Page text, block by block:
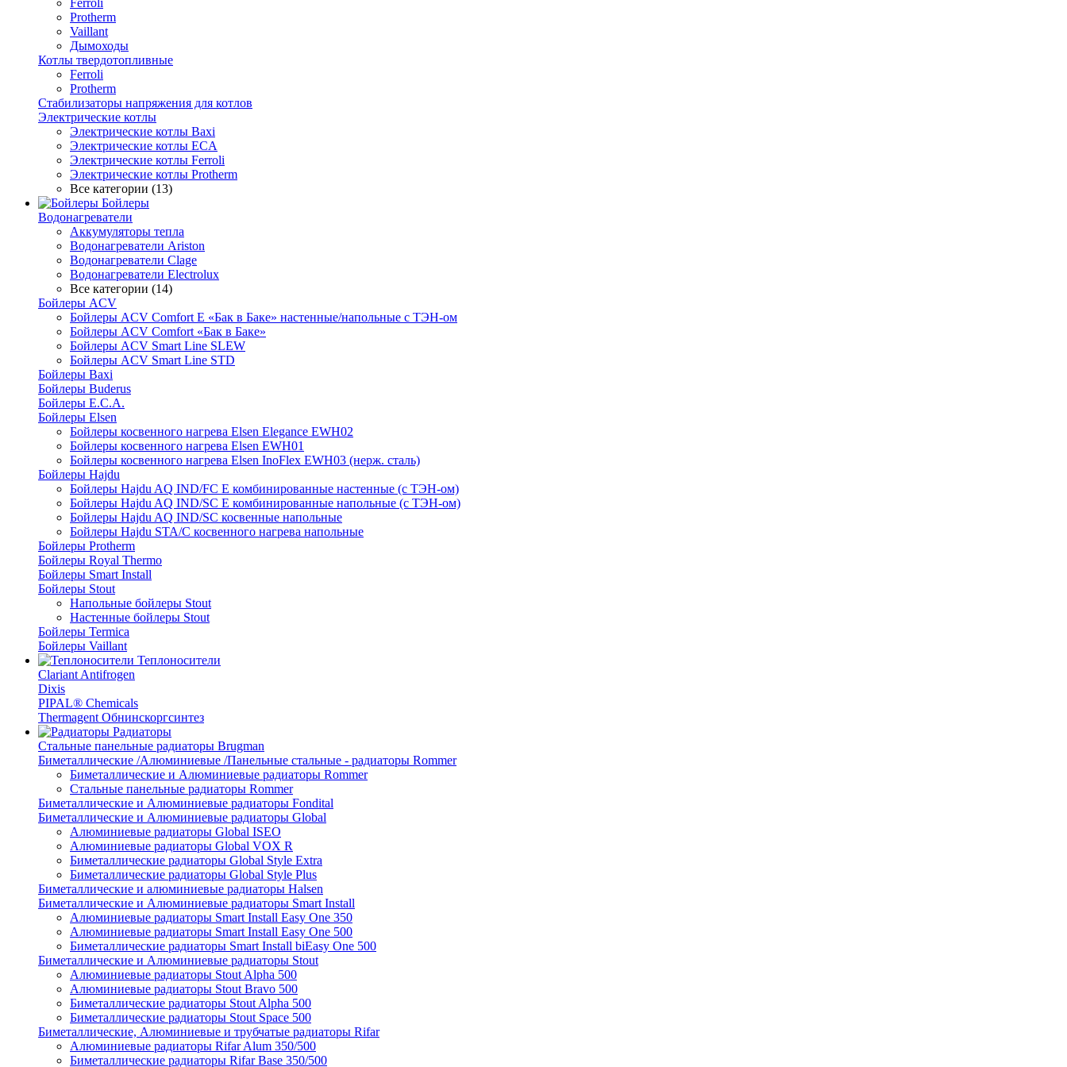
Ferroli
Protherm
Vaillant
Дымоходы
Котлы твердотопливные
Ferroli
Protherm
Стабилизаторы напряжения для котлов
Электрические котлы
Электрические котлы Baxi
Электрические котлы ECA
Электрические котлы Ferroli
Электрические котлы Protherm
Все категории (13)
Бойлеры
Водонагреватели
Аккумуляторы тепла
Водонагреватели Ariston
Водонагреватели Clage
Водонагреватели Electrolux
Все категории (14)
Бойлеры ACV
Бойлеры ACV Comfort E «Бак в Баке» настенные/напольные c ТЭН-ом
Бойлеры ACV Comfort «Бак в Баке»
Бойлеры ACV Smart Line SLEW
Бойлеры ACV Smart Line STD
Бойлеры Baxi
Бойлеры Buderus
Бойлеры E.C.A.
Бойлеры Elsen
Бойлеры косвенного нагрева Elsen Elegance EWH02
Бойлеры косвенного нагрева Elsen EWH01
Бойлеры косвенного нагрева Elsen InoFlex EWH03 (нерж. сталь)
Бойлеры Hajdu
Бойлеры Hajdu AQ IND/FC E комбинированные настенные (с ТЭН-ом)
Бойлеры Hajdu AQ IND/SC E комбинированные напольные (с ТЭН-ом)
Бойлеры Hajdu AQ IND/SC косвенные напольные
Бойлеры Hajdu STA/C косвенного нагрева напольные
Бойлеры Protherm
Бойлеры Royal Thermo
Бойлеры Smart Install
Бойлеры Stout
Напольные бойлеры Stout
Настенные бойлеры Stout
Бойлеры Termica
Бойлеры Vaillant
Теплоносители
Clariant Antifrogen
Dixis
PIPAL® Chemicals
Thermagent Обнинскоргсинтез
Радиаторы
Стальные панельные радиаторы Brugman
Биметаллические /Алюминиевые /Панельные стальные - радиаторы Rommer
Биметаллические и Алюминиевые радиаторы Rommer
Стальные панельные радиаторы Rommer
Биметаллические и Алюминиевые радиаторы Fondital
Биметаллические и Алюминиевые радиаторы Global
Алюминиевые радиаторы Global ISEO
Алюминиевые радиаторы Global VOX R
Биметаллические радиаторы Global Style Extra
Биметаллические радиаторы Global Style Plus
Биметаллические и алюминиевые радиаторы Halsen
Биметаллические и Алюминиевые радиаторы Smart Install
Алюминиевые радиаторы Smart Install Easy One 350
Алюминиевые радиаторы Smart Install Easy One 500
Биметаллические радиаторы Smart Install biEasy One 500
Биметаллические и Алюминиевые радиаторы Stout
Алюминиевые радиаторы Stout Alpha 500
Алюминиевые радиаторы Stout Bravo 500
Биметаллические радиаторы Stout Alpha 500
Биметаллические радиаторы Stout Space 500
Биметаллические, Алюминиевые и трубчатые радиаторы Rifar
Алюминиевые радиаторы Rifar Alum 350/500
Биметаллические радиаторы Rifar Base 350/500